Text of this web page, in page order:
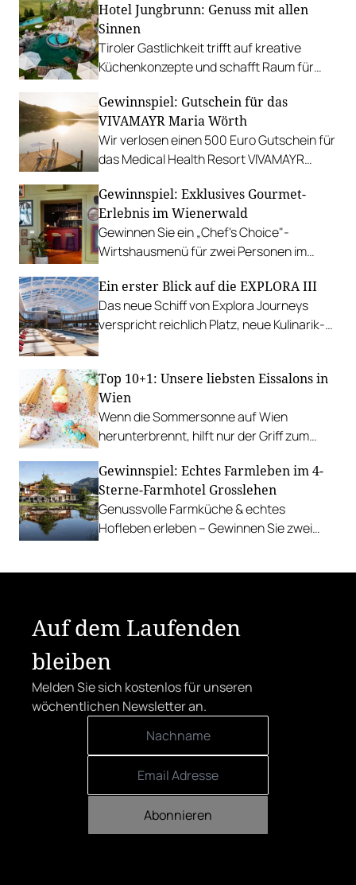
Hotel Jungbrunn: Genuss mit allen
Sinnen
Tiroler Gastlichkeit trifft auf kreative
Küchenkonzepte und schafft Raum für
Gewinnen Sie eine Auszeit in Tannheim.
Gewinnspiel: Gutschein für das
VIVAMAYR Maria Wörth
Wir verlosen einen 500 Euro Gutschein für
das Medical Health Resort VIVAMAYR
Gewinnspiel: Exklusives Gourmet-
Erlebnis im Wienerwald
Gewinnen Sie ein „Chef's Choice"-
Wirtshausmenü für zwei Personen im
Gumpoldskirchen.
Ein erster Blick auf die EXPLORA III
Das neue Schiff von Explora Journeys
verspricht reichlich Platz, neue Kulinarik-
Top 10+1: Unsere liebsten Eissalons in
Wien
Wenn die Sommersonne auf Wien
herunterbrennt, hilft nur der Griff zum
uns am liebsten ab.
Gewinnspiel: Echtes Farmleben im 4-
Sterne-Farmhotel Grosslehen
Genussvolle Farmküche & echtes
Hofleben erleben – Gewinnen Sie zwei
Auf dem Laufenden
bleiben
Melden Sie sich kostenlos für unseren
wöchentlichen Newsletter an.
Abonnieren